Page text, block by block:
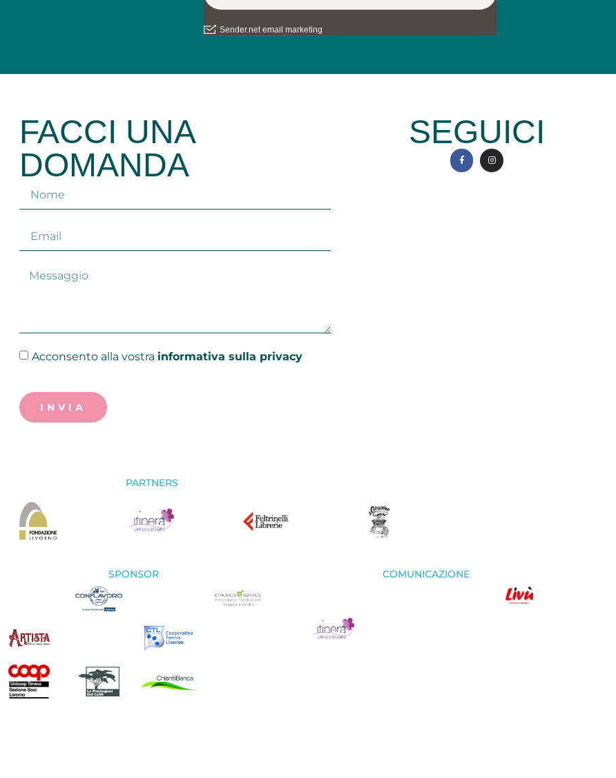
FACCI UNA
DOMANDA
Acconsento alla vostrainformativa sulla privacy
INVIA
SEGUICI
PARTNERS
SPONSOR COMUNICAZIONE